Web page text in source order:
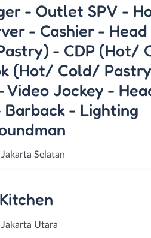
- Outlet SPV -
- Cashier -
- CDP (Hot/
(Hot/ Cold/
Video Jockey -
- Lighting
Jakarta Selatan
Jakarta Utara